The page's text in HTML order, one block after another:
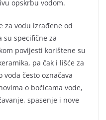
opskrbu vodom.
za vodu izrađene od
su specifične za
povijesti korištene su
pa čak i lišće za
često označava
o bočicama vode,
spasenje i nove